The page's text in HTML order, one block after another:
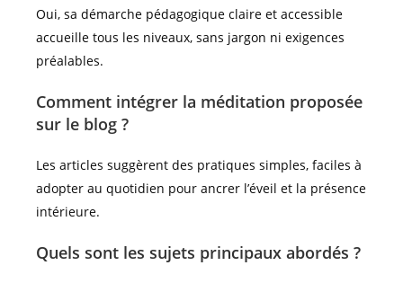
Oui, sa démarche pédagogique claire et accessible
accueille tous les niveaux, sans jargon ni exigences
préalables.
Comment intégrer la méditation proposée
sur le blog ?
Les articles suggèrent des pratiques simples, faciles à
adopter au quotidien pour ancrer l’éveil et la présence
intérieure.
Quels sont les sujets principaux abordés ?